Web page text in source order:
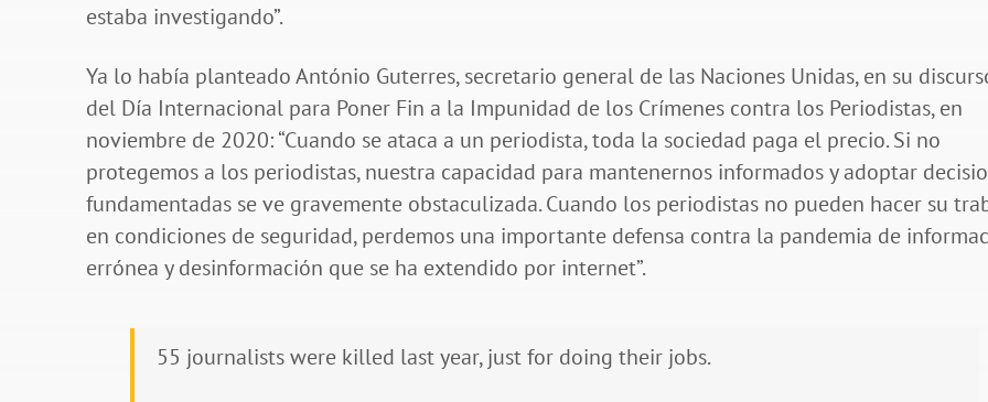
estaba investigando”.
Ya lo había planteado António Guterres, secretario general de las Naciones Unidas, en su
del Día Internacional para Poner Fin a la Impunidad de los Crímenes contra los Periodistas, en
noviembre de 2020: “Cuando se ataca a un periodista, toda la sociedad paga el precio. Si no
protegemos a los periodistas, nuestra capacidad para mantenernos informados y adoptar
fundamentadas se ve gravemente obstaculizada. Cuando los periodistas no pueden hacer su
en condiciones de seguridad, perdemos una importante defensa contra la pandemia de
errónea y desinformación que se ha extendido por internet”.
55 journalists were killed last year, just for doing their jobs.